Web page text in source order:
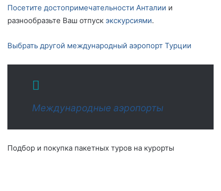
Посетите достопримечательности Анталии и
разнообразьте Ваш отпуск экскурсиями.
Выбрать другой международный аэропорт Турции
Международные аэропорты
Подбор и покупка пакетных туров на курорты